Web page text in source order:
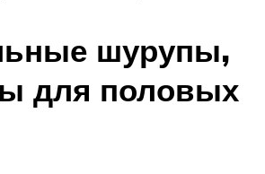
шурупы,
для половых